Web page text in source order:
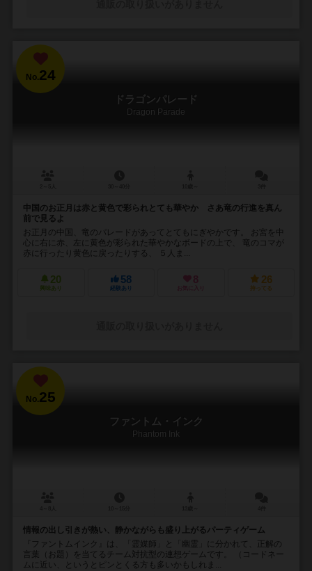
No.24
ドラゴンパレード
Dragon Parade
中国のお正月は赤と黄色で彩られとても華やか さあ竜の行進を真ん
前で見るよ
お正月の中国、竜のパレードがあってとてもにぎやかです。 お宮を中
心に右に赤、左に黄色が彩られた華やかなボードの上で、 竜のコマが
赤に行ったり黄色に戻ったりする、 ５人ま...
20
興味あり
58
経験あり
8
お気に入り
26
持ってる
No.25
ファントム・インク
Phantom Ink
情報の出し引きが熱い、静かながらも盛り上がるパーティゲーム
『ファントムインク』は、「霊媒師」と「幽霊」に分かれて、正解の
言葉（お題）を当てるチーム対抗型の連想ゲームです。 （コードネー
ムに近い、というとピンとくる方も多いかもしれま...